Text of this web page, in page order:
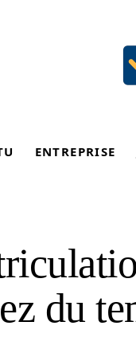
ENTREPRISE
du